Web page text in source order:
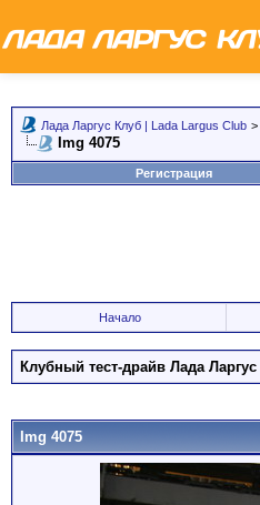
Лада Ларгус Клуб | Lada Largus Club >
Img 4075
Регистрация
Начало
Клубный тест-драйв Лада Ларгус
Img 4075